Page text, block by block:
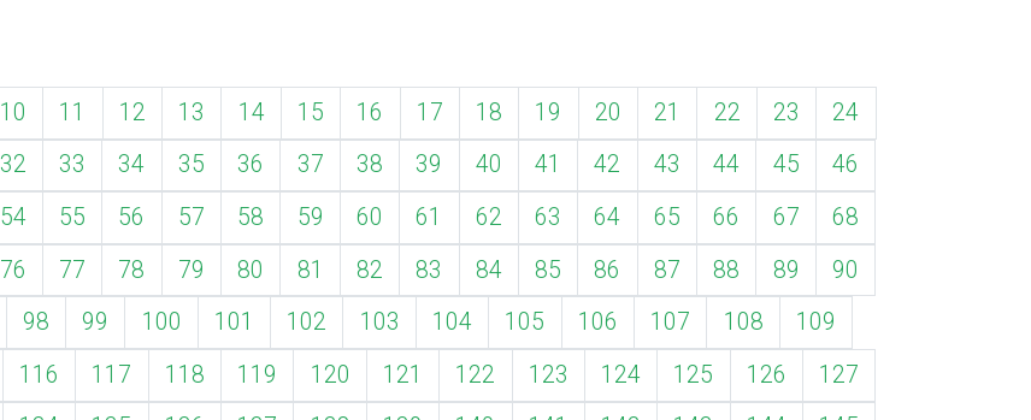
10 11 12 13 14 15 16 17 18 19 20 21 22 23
24
32 33 34 35 36 37 38 39 40 41 42 43 44 45
46
54 55 56 57 58 59 60 61 62 63 64 65 66 67
68
76 77 78 79 80 81 82 83 84 85 86 87 88 89
90
98 99 100 101 102 103 104 105 106 107 108
109
116 117 118 119 120 121 122 123 124 125 126
127